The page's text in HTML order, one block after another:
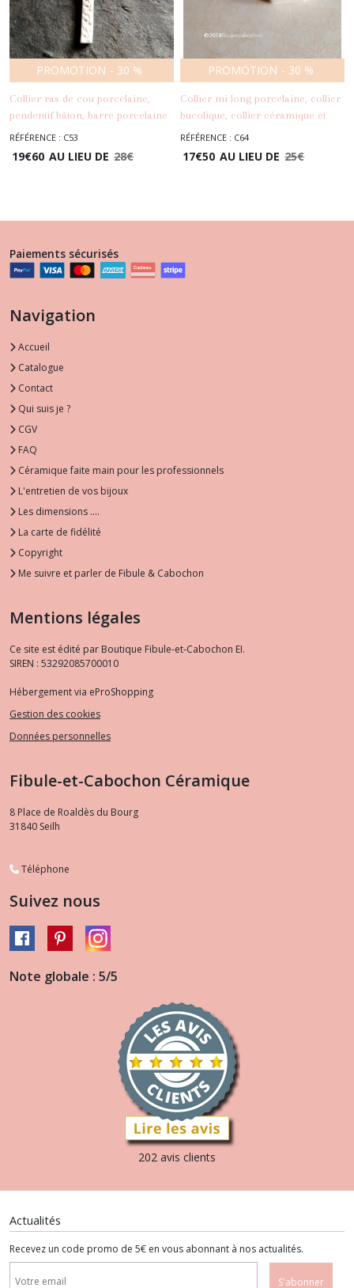
PROMOTION - 30 %
Collier ras de cou porcelaine,
pendentif bâton, barre porcelaine
blanche, acier inoxydable,
RÉFÉRENCE : C53
19€60 AU LIEU DE 28€
PROMOTION - 30 %
Collier mi long porcelaine, collier
bucolique, collier céramique et
mousse, collier esprit nature
RÉFÉRENCE : C64
17€50 AU LIEU DE 25€
Paiements sécurisés
Navigation
Accueil
Catalogue
Contact
Qui suis je ?
CGV
FAQ
Céramique faite main pour les professionnels
L'entretien de vos bijoux
Les dimensions ....
La carte de fidélité
Copyright
Me suivre et parler de Fibule & Cabochon
Mentions légales
Ce site est édité par Boutique Fibule-et-Cabochon EI.
SIREN : 53292085700010
Hébergement via eProShopping
Gestion des cookies
Données personnelles
Fibule-et-Cabochon Céramique
8 Place de Roaldès du Bourg
31840 Seilh
Téléphone
Suivez nous
Note globale : 5/5
202 avis clients
Actualités
Recevez un code promo de 5€ en vous abonnant à nos actualités.
S'abonner